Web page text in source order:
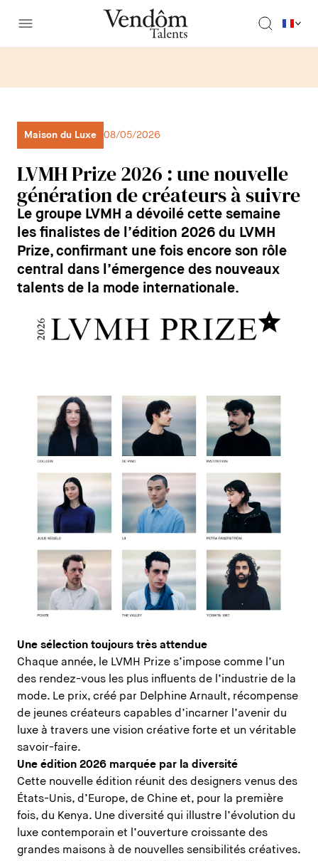
Maison du Luxe 08/05/2026
LVMH Prize 2026 : une nouvelle
génération de créateurs à suivre
Le groupe LVMH a dévoilé cette semaine
les finalistes de l’édition 2026 du LVMH
Prize, confirmant une fois encore son rôle
central dans l’émergence des nouveaux
talents de la mode internationale.
Une sélection toujours très attendue
Chaque année, le LVMH Prize s’impose comme l’un
des rendez-vous les plus influents de l’industrie de la
mode. Le prix, créé par Delphine Arnault, récompense
de jeunes créateurs capables d’incarner l’avenir du
luxe à travers une vision créative forte et un véritable
savoir-faire.
Une édition 2026 marquée par la diversité
Cette nouvelle édition réunit des designers venus des
États-Unis, d’Europe, de Chine et, pour la première
fois, du Kenya. Une diversité qui illustre l’évolution du
luxe contemporain et l’ouverture croissante des
grandes maisons à de nouvelles sensibilités créatives.